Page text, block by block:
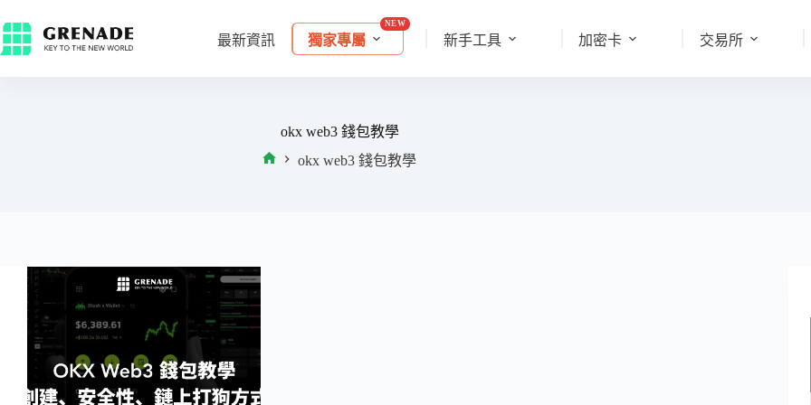
最新資訊 獨家專屬 新手工具 加密卡 交易所
okx web3 錢包教學
okx web3 錢包教學